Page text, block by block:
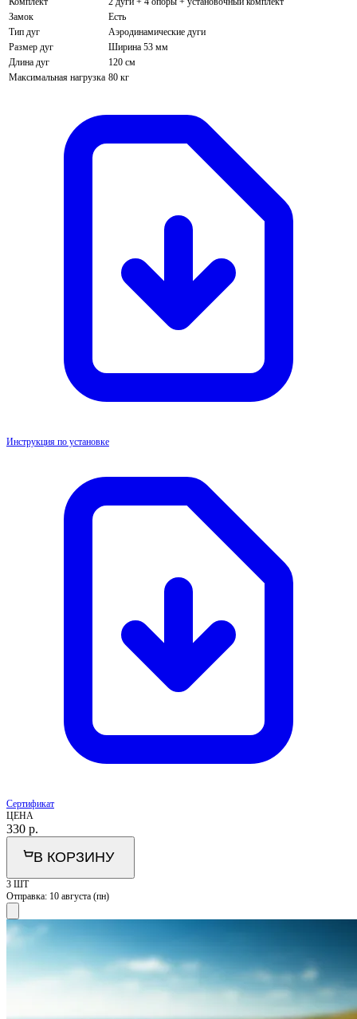
Замок
Есть
Тип дуг
Аэродинамические дуги
Размер дуг
Ширина 53 мм
Длина дуг
120 см
Максимальная нагрузка 80 кг
Инструкция по установке
Сертификат
ЦЕНА
330 р.
В КОРЗИНУ
3 ШТ
Отправка: 10 августа (пн)